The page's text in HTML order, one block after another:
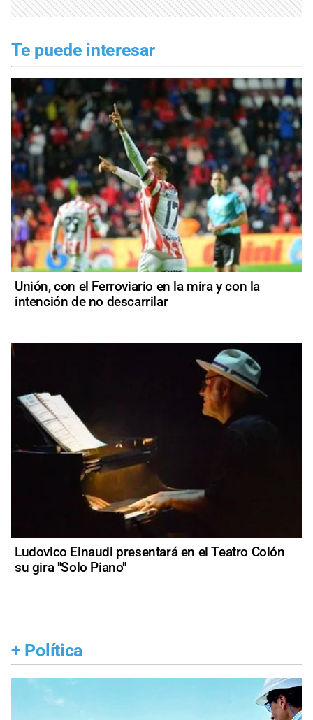
Te puede interesar
Unión, con el Ferroviario en la mira y con la
intención de no descarrilar
Ludovico Einaudi presentará en el Teatro Colón
su gira "Solo Piano"
+ Política